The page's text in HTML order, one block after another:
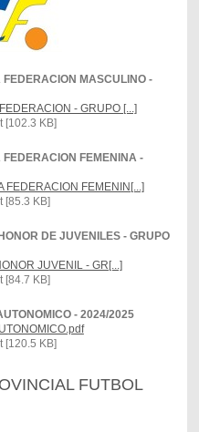
MASCULINO -
- GRUPO [...]
[102.3 KB]
FEMENINA -
FEMENIN[...]
[85.3 KB]
DE JUVENILES - GRUPO
JUVENIL - GR[...]
[84.7 KB]
- 2024/2025
[120.5 KB]
FUTBOL